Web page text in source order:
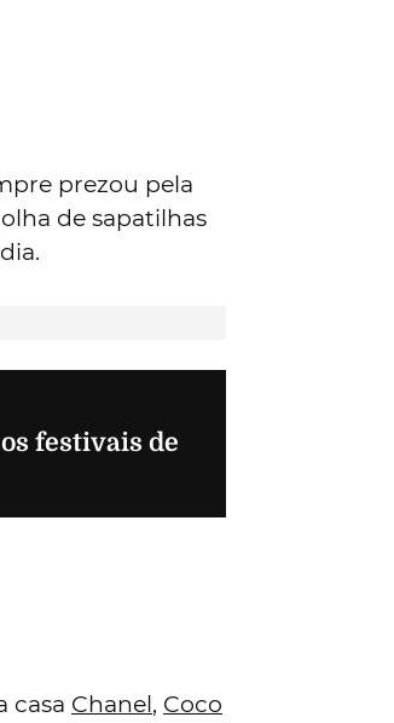
prezou pela
de sapatilhas
festivais de
casa Chanel, Coco